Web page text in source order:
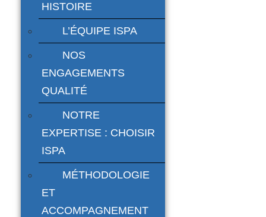
HISTOIRE
L’ÉQUIPE ISPA
NOS
ENGAGEMENTS
QUALITÉ
NOTRE
EXPERTISE : CHOISIR
ISPA
MÉTHODOLOGIE
ET
ACCOMPAGNEMENT